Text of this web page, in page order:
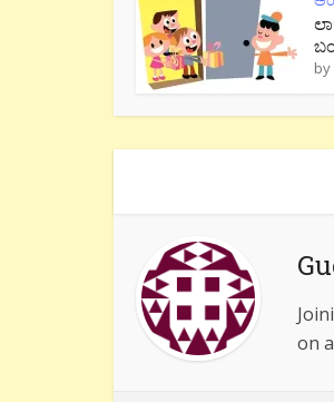
by
on